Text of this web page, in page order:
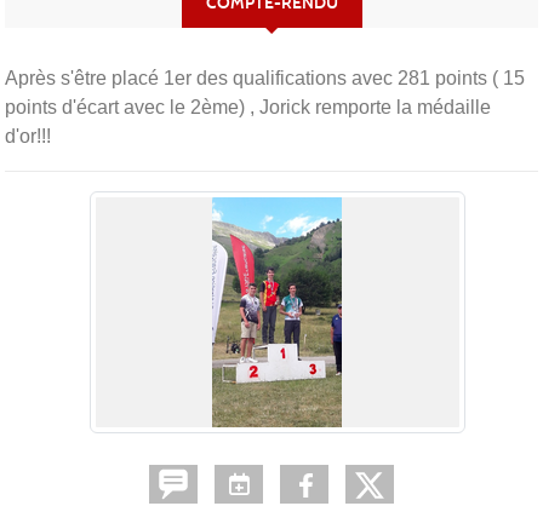
Après s'être placé 1er des qualifications avec 281 points ( 15
points d'écart avec le 2ème) , Jorick remporte la médaille
d'or!!!